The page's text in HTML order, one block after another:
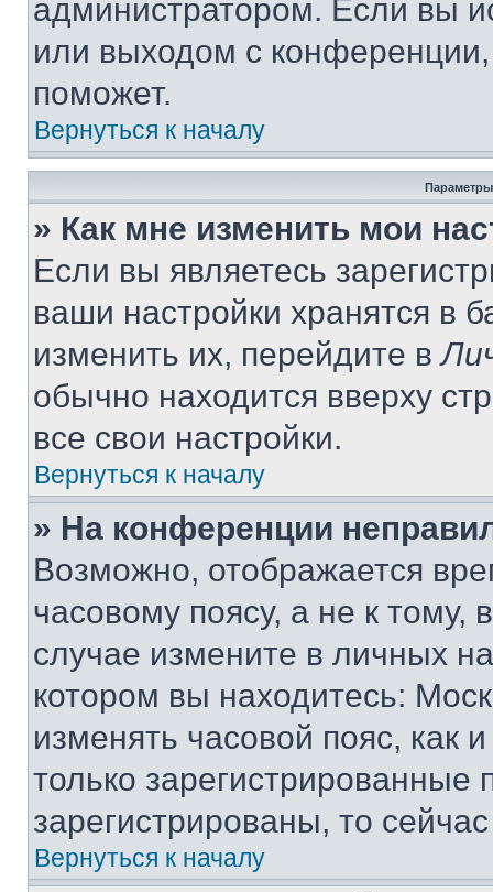
администратором. Если вы
или выходом с
поможет.
Вернуться к началу
Параметры
» Как мне изменить мои
Если вы являетесь
ваши настройки хранятся в
изменить их, перейдите в
обычно находится вверху
все свои настройки.
Вернуться к началу
» На конференции
Возможно, отображается
часовому поясу, а не к тому,
случае измените в личных
котором вы находитесь:
изменять часовой пояс, как
только
зарегистрированы, то
Вернуться к началу